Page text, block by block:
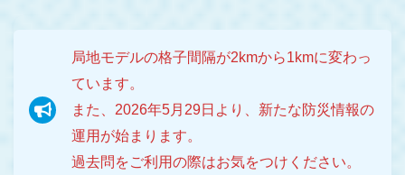
局地モデルの格子間隔が2kmから1kmに変わっ
ています。
また、2026年5月29日より、新たな防災情報の
運用が始まります。
過去問をご利用の際はお気をつけください。